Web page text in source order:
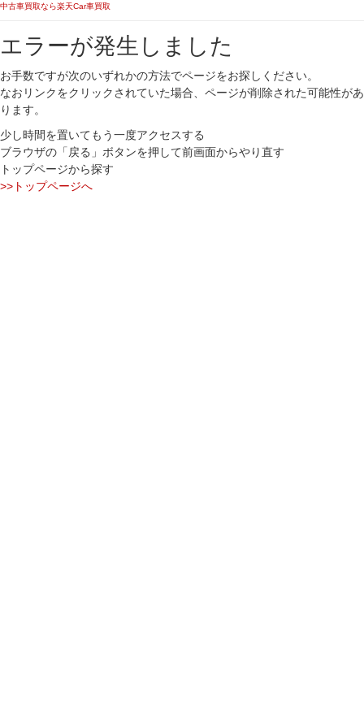
中古車買取なら楽天Car車買取
エラーが発生しました
お手数ですが次のいずれかの方法でページをお探しください。
なおリンクをクリックされていた場合、ページが削除された可能性があ
ります。
少し時間を置いてもう一度アクセスする
ブラウザの「戻る」ボタンを押して前画面からやり直す
トップページから探す
>>トップページへ